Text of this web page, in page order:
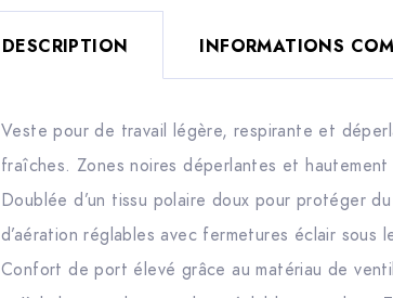
DESCRIPTION INFORMATIONS
Veste pour de travail légère, respirante et
fraîches. Zones noires déperlantes et
Doublée d’un tissu polaire doux pour protéger
d’aération réglables avec fermetures éclair
Confort de port élevé grâce au matériau de